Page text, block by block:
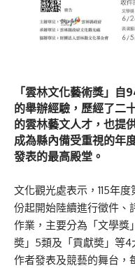
「雲林文化藝術獎」自
的舉辦經驗，歷經了二
的雲林藝文人才，也提
成為縣內備受重視的年
發表的最高殿堂。
文化觀光處表示，115年
份起開始陸續進行徵件、
作業，主要分為「文學獎
奬」5類及「貢獻奬」等4
作者發表及競藝的舞台，